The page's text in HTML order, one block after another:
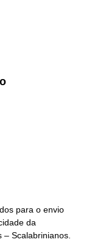
para o envio
da
– Scalabrinianos.